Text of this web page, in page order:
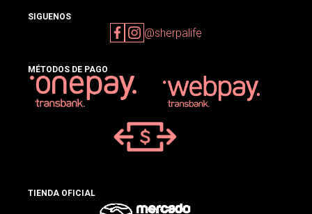
SIGUENOS
@sherpalife
MÉTODOS DE PAGO
TIENDA OFICIAL